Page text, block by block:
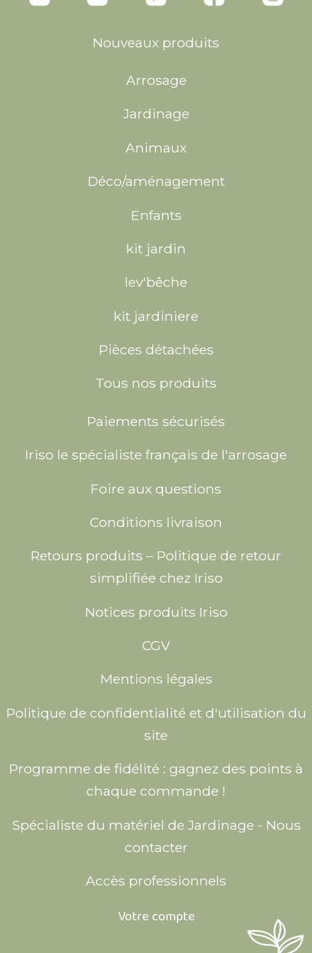
Nouveaux produits
Arrosage
Jardinage
Animaux
Déco/aménagement
Enfants
kit jardin
lev'bêche
kit jardiniere
Pièces détachées
Tous nos produits
Paiements sécurisés
Iriso le spécialiste français de l'arrosage
Foire aux questions
Conditions livraison
Retours produits – Politique de retour
simplifiée chez Iriso
Notices produits Iriso
CGV
Mentions légales
Politique de confidentialité et d'utilisation du
site
Programme de fidélité : gagnez des points à
chaque commande !
Spécialiste du matériel de Jardinage - Nous
contacter
Accès professionnels
Votre compte